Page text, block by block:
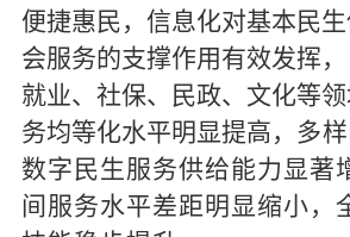
便捷惠民， 信息化对基本民生
会服务的支撑作用有效发挥，
就业、 社保、民政、文化等
务均等化水平明显提高， 多
数字民生服务供给能力显著
间服务水平差距明显缩小，